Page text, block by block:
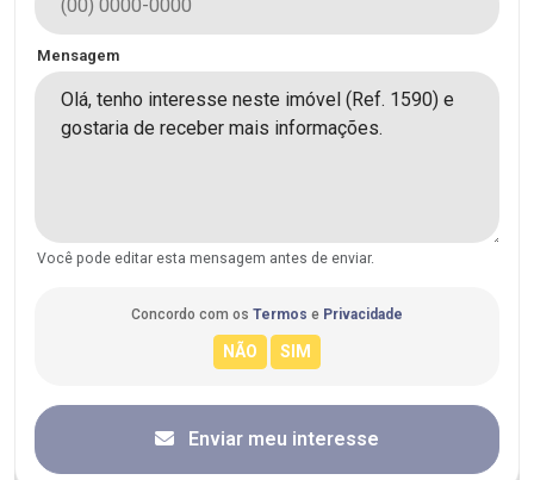
Mensagem
Você pode editar esta mensagem antes de enviar.
Concordo com os Termos e Privacidade
Enviar meu interesse